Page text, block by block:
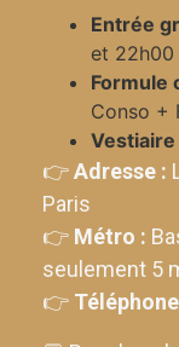
Entrée
et 22h00
Formule
Conso +
Vestiaire
👉Adresse :
Paris
👉 Métro :
seulement 5
👉